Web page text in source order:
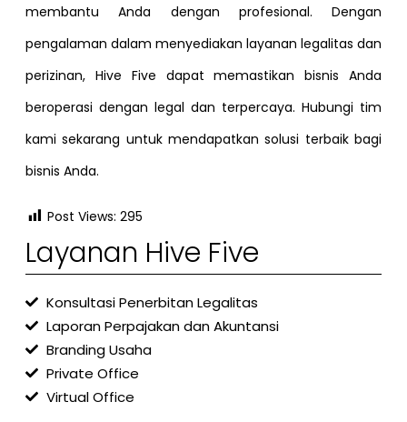
membantu Anda dengan profesional. Dengan
pengalaman dalam menyediakan layanan legalitas dan
perizinan, Hive Five dapat memastikan bisnis Anda
beroperasi dengan legal dan terpercaya. Hubungi tim
kami sekarang untuk mendapatkan solusi terbaik bagi
bisnis Anda.
Post Views: 295
Layanan Hive Five
Konsultasi Penerbitan Legalitas
Laporan Perpajakan dan Akuntansi
Branding Usaha
Private Office
Virtual Office